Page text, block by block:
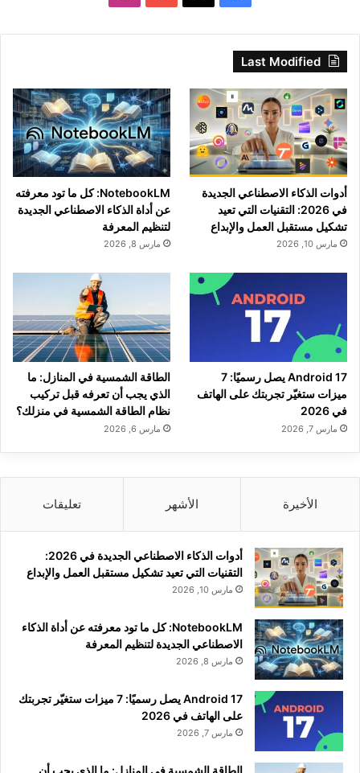
Last Modified
أدوات الذكاء الاصطناعي الجديدة
في 2026: التقنيات التي تعيد
تشكيل مستقبل العمل والإبداع
مارس 10, 2026
NotebookLM: كل ما تود معرفته
عن أداة الذكاء الاصطناعي الجديدة
لتنظيم المعرفة
مارس 8, 2026
Android 17 يصل رسميًا: 7
ميزات ستغيّر تجربتك على الهاتف
في 2026
مارس 7, 2026
الطاقة الشمسية في المنازل: ما
الذي يجب أن تعرفه قبل تركيب
نظام الطاقة الشمسية في منزلك؟
مارس 6, 2026
الأخيرة الأشهر تعليقات
أدوات الذكاء الاصطناعي الجديدة في 2026:
التقنيات التي تعيد تشكيل مستقبل العمل والإبداع
مارس 10, 2026
NotebookLM: كل ما تود معرفته عن أداة الذكاء
الاصطناعي الجديدة لتنظيم المعرفة
مارس 8, 2026
Android 17 يصل رسميًا: 7 ميزات ستغيّر تجربتك
على الهاتف في 2026
مارس 7, 2026
الطاقة الشمسية في المنازل: ما الذي يجب أن